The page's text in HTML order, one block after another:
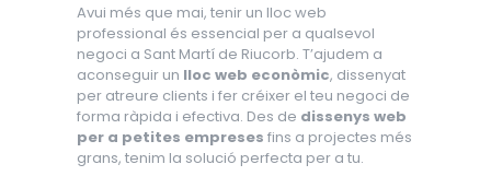
Avui més que mai, tenir un lloc web
professional és essencial per a qualsevol
negoci a Sant Martí de Riucorb. T’ajudem a
aconseguir un lloc web econòmic, dissenyat
per atreure clients i fer créixer el teu negoci de
forma ràpida i efectiva. Des de dissenys web
per a petites empreses fins a projectes més
grans, tenim la solució perfecta per a tu.